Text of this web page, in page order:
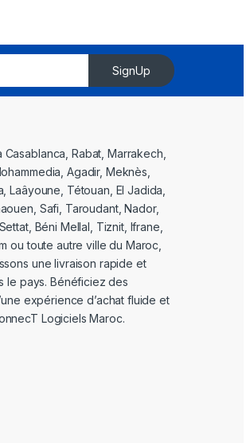
SignUp
Rabat, Marrakech,
Agadir, Meknès,
Laâyoune, Tétouan, El Jadida,
Safi, Taroudant, Nador,
Béni Mellal, Tiznit, Ifrane,
ou toute autre ville du Maroc,
une livraison rapide et
le pays. Bénéficiez des
expérience d’achat fluide et
Logiciels Maroc.